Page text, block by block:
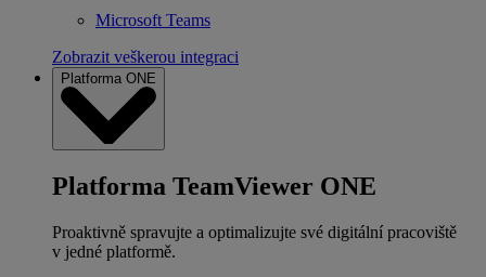
Microsoft Teams
Zobrazit veškerou integraci
Platforma ONE
Platforma TeamViewer ONE
Proaktivně spravujte a optimalizujte své digitální pracoviště
v jedné platformě.